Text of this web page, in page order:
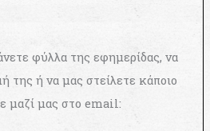
φύλλα της εφημερίδας, να
της ή να μας στείλετε κάποιο
μαζί μας στο email: